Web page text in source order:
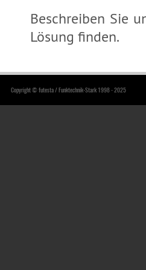
Beschreiben Sie
Lösung finden.
Copyright © futesta / Funktechnik-Stark 1998 - 2025